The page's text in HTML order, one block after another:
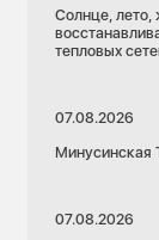
Солнце, лето,
тепловых
07.08.2026
Минусинская
07.08.2026